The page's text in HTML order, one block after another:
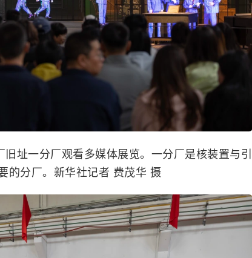
址一分厂观看多媒体展览。一分厂是核装置与引
的分厂。新华社记者 费茂华 摄